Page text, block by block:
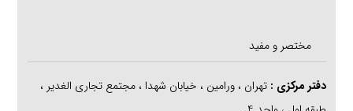
مختصر و مفید
دفتر مرکزی : تهران ، ورامین ، خیابان شهدا ، مجتمع تجاری الغدیر ،